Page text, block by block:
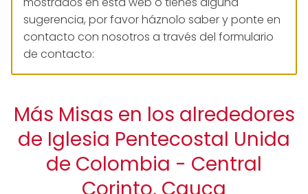
sugerencia, por favor háznolo saber y ponte en
contacto con nosotros a través del formulario
de contacto:
Más Misas en los alrededores
de Iglesia Pentecostal Unida
de Colombia - Central
Corinto, Cauca